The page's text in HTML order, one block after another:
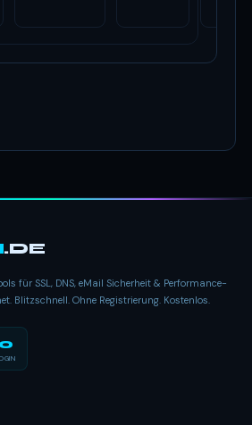
.DE
für SSL, DNS, eMail Sicherheit & Performance-
Blitzschnell. Ohne Registrierung. Kostenlos.
0